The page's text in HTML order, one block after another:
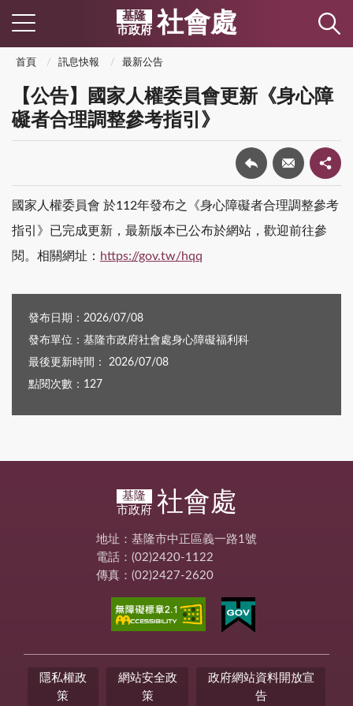
基隆
市政府 社會處
首頁 訊息快報 最新公告
【公告】國家人權委員會更新《身心障
礙者合理調整參考指引》
國家人權委員會 於112年發布之《身心障礙者合理調整參考
指引》已完成更新，最新版本已公布於網站，歡迎前往參
閱。相關網址： https://gov.tw/hqq
發布日期：2026/07/08
發布單位：基隆市政府社會處身心障礙福利科
最後更新時間： 2026/07/08
點閱次數：127
基隆
市政府 社會處
地址：基隆市中正區義一路1號
電話：(02)2420-1122
傳真：(02)2427-2620
隱私權政
策
網站安全政
策
政府網站資料開放宣
告